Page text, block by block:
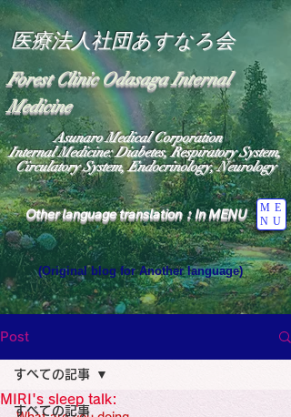
医療法人社団あすなろ会
Forest Clinic Odasaga Internal
Medicine
Other language translation：In MENU
ME
NU
Asunaro Medical Corporation
Internal Medicine: Diabetes, Respiratory System,
Circulatory System, Endocrinology, Neurology
(Original blog for Another language)
Heavens: Beyond the Universe: The World
the God of Light Resides"
Medicine Specialist
Specialist
Wide Blog
Post
すべての記事
すべての記事
MIRI's sleep talk: